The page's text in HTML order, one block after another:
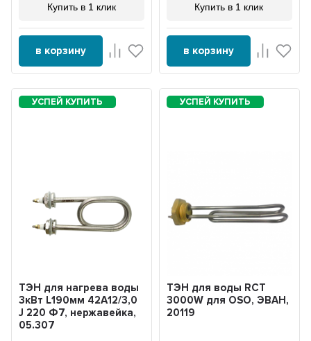
Купить в 1 клик
в корзину
Купить в 1 клик
в корзину
ТЭН для нагрева воды
3кВт L190мм 42A12/3,0
J 220 Ф7, нержавейка,
05.307
ТЭН для воды RCT
3000W для OSO, ЭВАН,
20119